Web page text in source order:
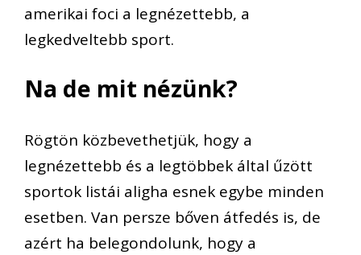
amerikai foci a legnézettebb, a
legkedveltebb sport.
Na de mit nézünk?
Rögtön közbevethetjük, hogy a
legnézettebb és a legtöbbek által űzött
sportok listái aligha esnek egybe minden
esetben. Van persze bőven átfedés is, de
azért ha belegondolunk, hogy a